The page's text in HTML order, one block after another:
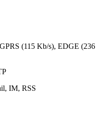
(115 Kb/s), EDGE (236
IM, RSS